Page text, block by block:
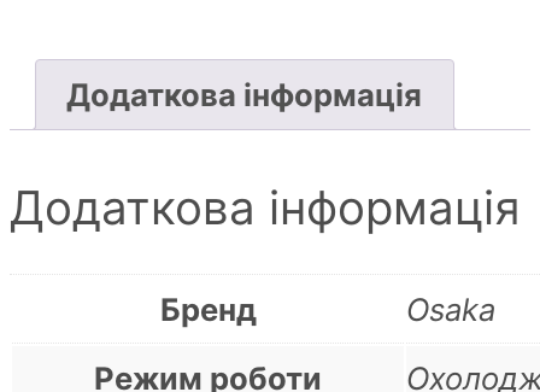
Додаткова інформація
Додаткова інформація
Бренд
Osaka
Режим роботи